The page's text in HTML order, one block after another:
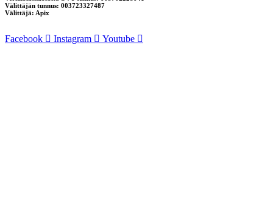
Välittäjän tunnus: 003723327487
Välittäjä: Apix
Facebook Instagram Youtube